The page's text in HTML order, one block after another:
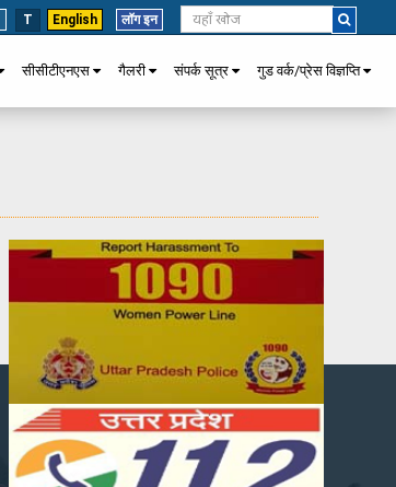
T English लॉग इन
सीसीटीएनएस गैलरी संपर्क सूत्र गुड वर्क/प्रेस विज्ञप्ति